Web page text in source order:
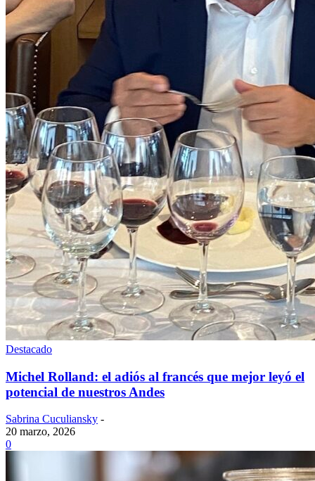
Destacado
Michel Rolland: el adiós al francés que mejor leyó el
potencial de nuestros Andes
Sabrina Cuculiansky -
20 marzo, 2026
0